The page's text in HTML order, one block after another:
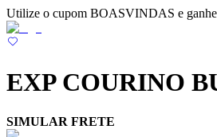
Utilize o cupom BOASVINDAS e ganhe
EXP COURINO
SIMULAR FRETE